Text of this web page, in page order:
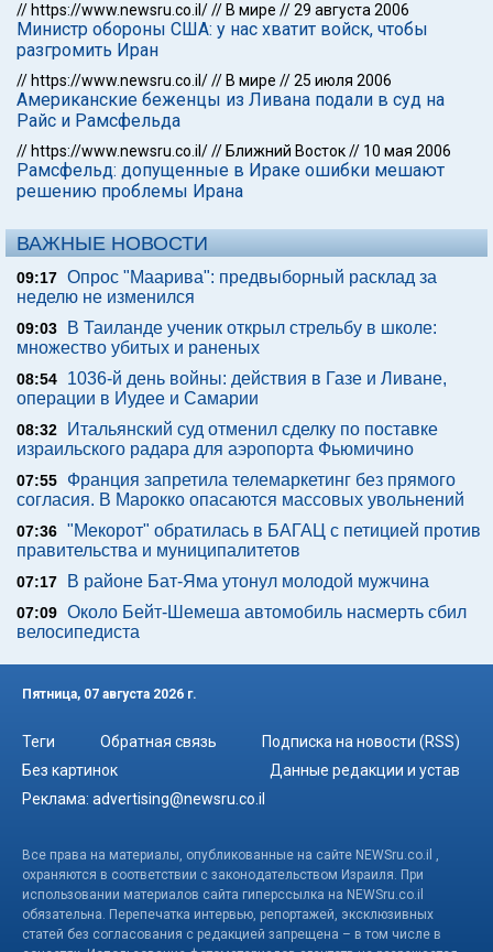
// https://www.newsru.co.il/// В мире //29 августа 2006
Министр обороны США: у нас хватит войск, чтобы
разгромить Иран
// https://www.newsru.co.il/// В мире //25 июля 2006
Американские беженцы из Ливана подали в суд на
Райс и Рамсфельда
// https://www.newsru.co.il/// Ближний Восток// 10 мая 2006
Рамсфельд: допущенные в Ираке ошибки мешают
решению проблемы Ирана
ВАЖНЫЕ НОВОСТИ
09:17 Опрос "Mаарива": предвыборный расклад за
неделю не изменился
09:03
В Таиланде ученик открыл стрельбу в школе:
множество убитых и раненых
08:54
1036-й день войны: действия в Газе и Ливане,
операции в Иудее и Самарии
08:32
Итальянский суд отменил сделку по поставке
израильского радара для аэропорта Фьюмичино
07:55
Франция запретила телемаркетинг без прямого
согласия. В Марокко опасаются массовых увольнений
07:36 "Мекорот" обратилась в БАГАЦ с петицией против
правительства и муниципалитетов
07:17 В районе Бат-Яма утонул молодой мужчина
07:09 Около Бейт-Шемеша автомобиль насмерть сбил
велосипедиста
Пятница, 07 августа 2026 г.
Теги Обратная связь
Подписка на новости (RSS)
Без картинок
Данные редакции и устав
Реклама: advertising@newsru.co.il
Все права на материалы, опубликованные на сайте NEWSru.co.il ,
охраняются в соответствии с законодательством Израиля. При
использовании материалов сайта гиперссылка на NEWSru.co.il
обязательна. Перепечатка интервью, репортажей, эксклюзивных
статей без согласования с редакцией запрещена – в том числе в